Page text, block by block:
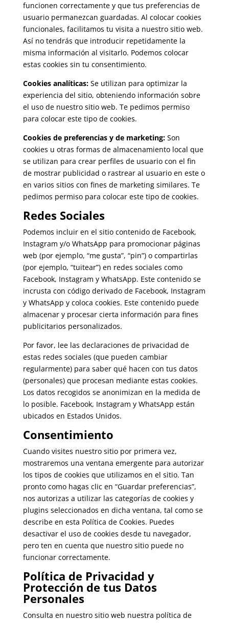
funcionen correctamente y que tus preferencias de
usuario permanezcan guardadas. Al colocar cookies
funcionales, facilitamos tu visita a nuestro sitio web.
Así no tendrás que introducir repetidamente la
misma información al visitarlo. Podemos colocar
estas cookies sin tu consentimiento.
Cookies analíticas:Se utilizan para optimizar la
experiencia del sitio, obteniendo información sobre
el uso de nuestro sitio web. Te pedimos permiso
para colocar este tipo de cookies.
Cookies de preferencias y de marketing:Son
cookies u otras formas de almacenamiento local que
se utilizan para crear perfiles de usuario con el fin
de mostrar publicidad o rastrear al usuario en este o
en varios sitios con fines de marketing similares. Te
pedimos permiso para colocar este tipo de cookies.
Redes Sociales
Podemos incluir en el sitio contenido de Facebook,
Instagram y/o WhatsApp para promocionar páginas
web (por ejemplo, “me gusta”, “pin”) o compartirlas
(por ejemplo, “tuitear”) en redes sociales como
Facebook, Instagram y WhatsApp. Este contenido se
incrusta con código derivado de Facebook, Instagram
y WhatsApp y coloca cookies. Este contenido puede
almacenar y procesar cierta información para fines
publicitarios personalizados.
Por favor, lee las declaraciones de privacidad de
estas redes sociales (que pueden cambiar
regularmente) para saber qué hacen con tus datos
(personales) que procesan mediante estas cookies.
Los datos recogidos se anonimizan en la medida de
lo posible. Facebook, Instagram y WhatsApp están
ubicados en Estados Unidos.
Consentimiento
Cuando visites nuestro sitio por primera vez,
mostraremos una ventana emergente para autorizar
los tipos de cookies que utilizamos en el sitio. Tan
pronto como hagas clic en “Guardar preferencias”,
nos autorizas a utilizar las categorías de cookies y
plugins seleccionados en dicha ventana, tal como se
describe en esta Política de Cookies. Puedes
desactivar el uso de cookies desde tu navegador,
pero ten en cuenta que nuestro sitio puede no
funcionar correctamente.
Política de Privacidad y
Protección de tus Datos
Personales
Consulta en nuestro sitio web nuestra política de